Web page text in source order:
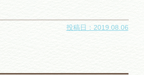
投稿日：2019.08.06